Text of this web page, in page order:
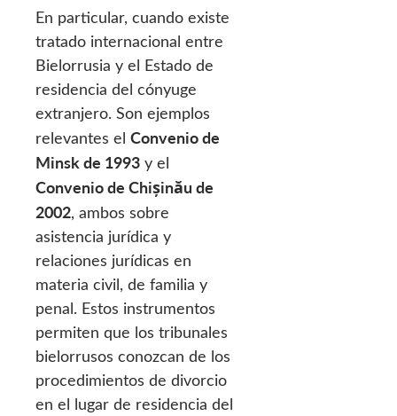
En particular, cuando existe
tratado internacional entre
Bielorrusia y el Estado de
residencia del cónyuge
extranjero. Son ejemplos
relevantes el Convenio de
Minsk de 1993 y el
Convenio de Chișinău de
2002, ambos sobre
asistencia jurídica y
relaciones jurídicas en
materia civil, de familia y
penal. Estos instrumentos
permiten que los tribunales
bielorrusos conozcan de los
procedimientos de divorcio
en el lugar de residencia del